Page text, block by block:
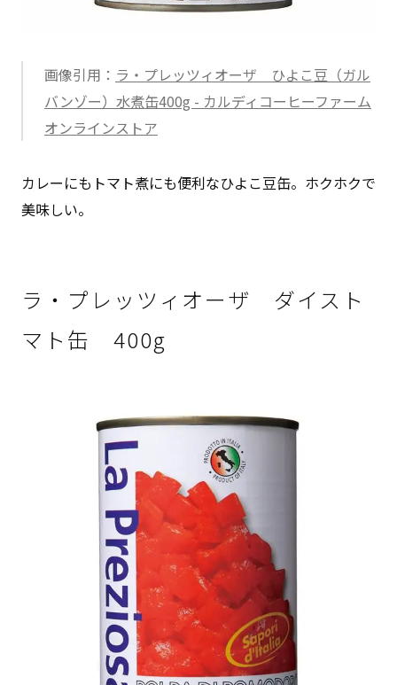
画像引用： ラ・プレッツィオーザ ひよこ豆（ガル
バンゾー）水煮缶400g - カルディコーヒーファーム
オンラインストア
カレーにもトマト煮にも便利なひよこ豆缶。ホクホクで
美味しい。
ラ・プレッツィオーザ ダイスト
マト缶 400g